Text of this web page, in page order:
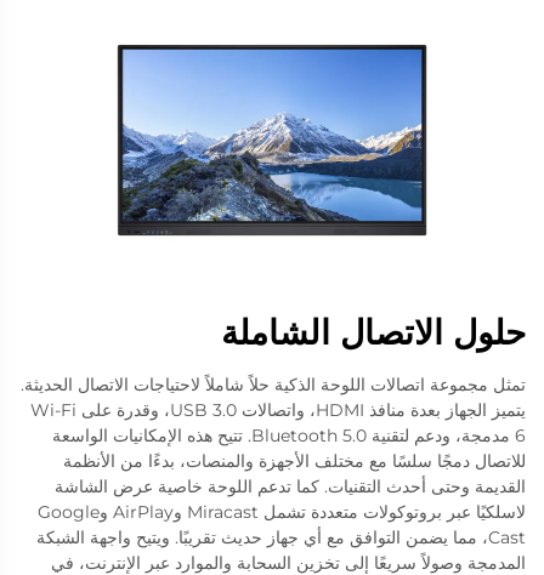
حلول الاتصال الشاملة
تمثل مجموعة اتصالات اللوحة الذكية حلاً شاملاً لاحتياجات الاتصال الحديثة.
يتميز الجهاز بعدة منافذ HDMI، واتصالات USB 3.0، وقدرة على Wi-Fi
6 مدمجة، ودعم لتقنية Bluetooth 5.0. تتيح هذه الإمكانيات الواسعة
للاتصال دمجًا سلسًا مع مختلف الأجهزة والمنصات، بدءًا من الأنظمة
القديمة وحتى أحدث التقنيات. كما تدعم اللوحة خاصية عرض الشاشة
لاسلكيًا عبر بروتوكولات متعددة تشمل Miracast وAirPlay وGoogle
Cast، مما يضمن التوافق مع أي جهاز حديث تقريبًا. ويتيح واجهة الشبكة
المدمجة وصولاً سريعًا إلى تخزين السحابة والموارد عبر الإنترنت، في